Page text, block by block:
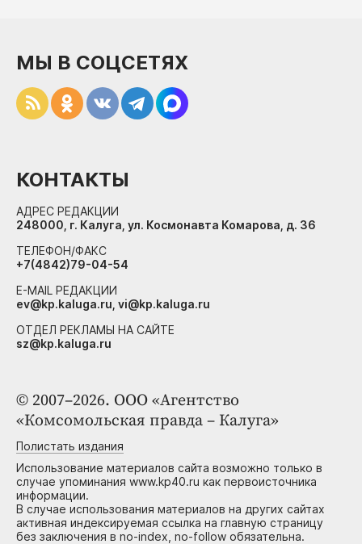
© 2007–2026. ООО «Агентство
«Комсомольская правда – Калуга»
Полистать издания
Использование материалов сайта возможно только в
случае упоминания www.kp40.ru как первоисточника
информации.
В случае использования материалов на других сайтах
активная индексируемая ссылка на главную страницу
без заключения в no-index, no-follow обязательна.
МЫ В СОЦСЕТЯХ
КОНТАКТЫ
АДРЕС РЕДАКЦИИ
248000, г. Калуга, ул. Космонавта Комарова, д. 36
ТЕЛЕФОН/ФАКС
+7(4842)79-04-54
E-MAIL РЕДАКЦИИ
ev@kp.kaluga.ru, vi@kp.kaluga.ru
ОТДЕЛ РЕКЛАМЫ НА САЙТЕ
sz@kp.kaluga.ru